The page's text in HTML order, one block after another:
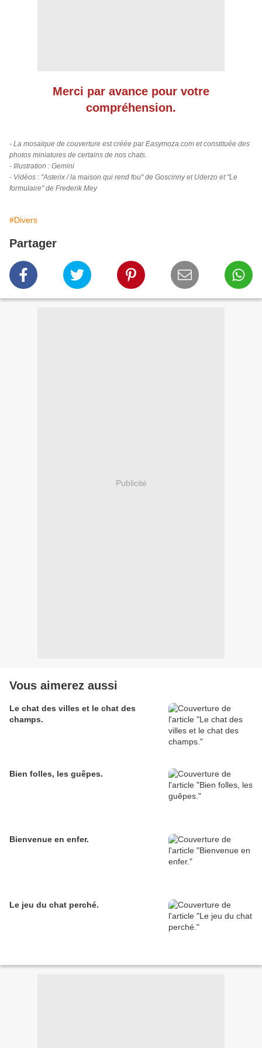
Merci par avance pour votre
compréhension.
- La mosaïque de couverture est créée par Easymoza.com et constituée des
photos miniatures de certains de nos chats.
- Illustration : Gemini
- Vidéos : "Asterix / la maison qui rend fou" de Goscinny et Uderzo et "Le
formulaire" de Frederik Mey
#Divers
Partager
Publicité
Vous aimerez aussi
Le chat des villes et le chat des
champs.
Bien folles, les guêpes.
Bienvenue en enfer.
Le jeu du chat perché.